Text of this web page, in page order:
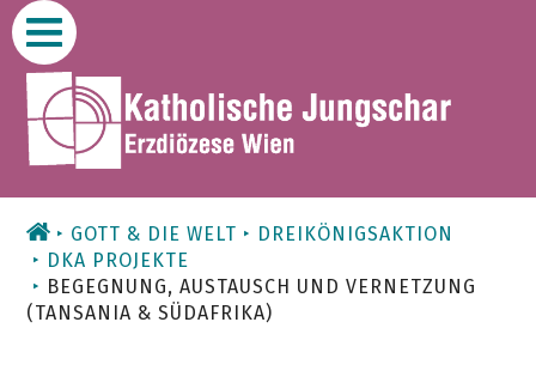
Zum
Inhalt
GOTT & DIE WELT
DREIKÖNIGSAKTION
DKA PROJEKTE
BEGEGNUNG, AUSTAUSCH UND VERNETZUNG
(TANSANIA & SÜDAFRIKA)